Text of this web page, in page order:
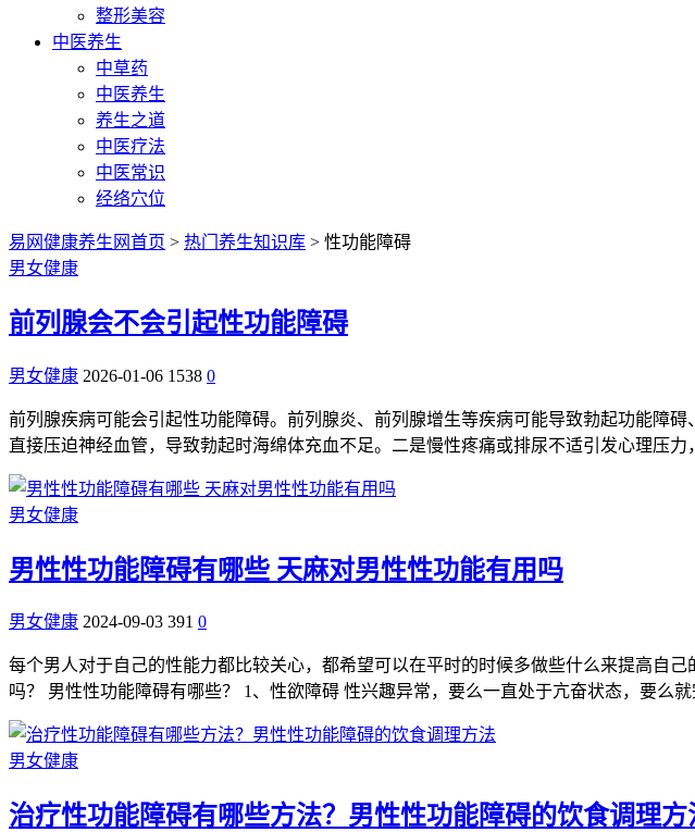
整形美容
中医养生
中草药
中医养生
养生之道
中医疗法
中医常识
经络穴位
易网健康养生网首页 > 热门养生知识库 > 性功能障碍
男女健康
前列腺会不会引起性功能障碍
男女健康 2026-01-06 1538 0
前列腺疾病可能会引起性功能障碍。前列腺炎、前列腺增生等疾病可能导致勃起功能障
直接压迫神经血管，导致勃起时海绵体充血不足。二是慢性疼痛或排尿不适引发心理压
男女健康
男性性功能障碍有哪些 天麻对男性性功能有用吗
男女健康 2024-09-03 391 0
每个男人对于自己的性能力都比较关心，都希望可以在平时的时候多做些什么来提高自
吗？ 男性性功能障碍有哪些？ 1、性欲障碍 性兴趣异常，要么一直处于亢奋状态，要么
男女健康
治疗性功能障碍有哪些方法？男性性功能障碍的饮食调理方